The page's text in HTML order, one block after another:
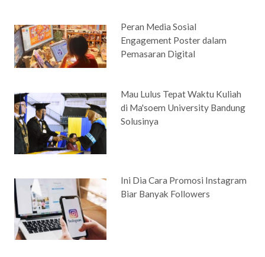
Peran Media Sosial
Engagement Poster dalam
Pemasaran Digital
Mau Lulus Tepat Waktu Kuliah
di Ma'soem University Bandung
Solusinya
Ini Dia Cara Promosi Instagram
Biar Banyak Followers